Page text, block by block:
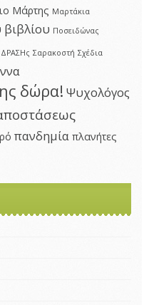
Μάρτης Μαρτάκια
Ποσειδώνας
Σαρακοστή Σχέδια
δώρα! Ψυχολόγος
πανδημία πλανήτες